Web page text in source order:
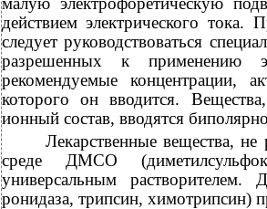
действием электрического тока.
следует руководствоваться
разрешенных к применению
рекомендуемые концентрации,
которого он вводится.
ионный состав, вводятся
Лекарственные вещества,
среде ДМСО
универсальным растворителем.
ронидаза, трипсин, химотрипсин)